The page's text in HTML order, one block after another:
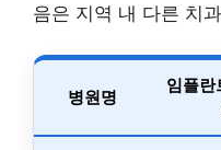
음은 지역 내 다른 치
병원명
임플란